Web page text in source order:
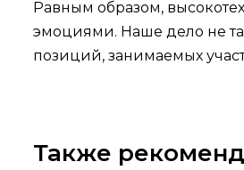
Равным образом,
эмоциями. Наше дело не
позиций, занимаемых
Также